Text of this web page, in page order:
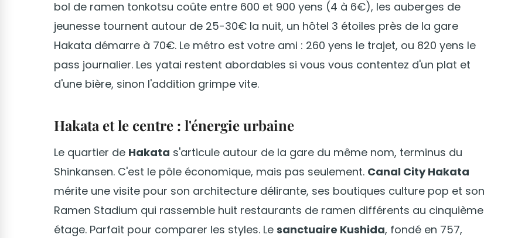
bol de ramen tonkotsu coûte entre 600 et 900 yens (4 à 6€), les auberges de
jeunesse tournent autour de 25-30€ la nuit, un hôtel 3 étoiles près de la gare
Hakata démarre à 70€. Le métro est votre ami : 260 yens le trajet, ou 820 yens le
pass journalier. Les yatai restent abordables si vous vous contentez d'un plat et
d'une bière, sinon l'addition grimpe vite.
Hakata et le centre : l'énergie urbaine
Le quartier de Hakata s'articule autour de la gare du même nom, terminus du
Shinkansen. C'est le pôle économique, mais pas seulement. Canal City Hakata
mérite une visite pour son architecture délirante, ses boutiques culture pop et son
Ramen Stadium qui rassemble huit restaurants de ramen différents au cinquième
étage. Parfait pour comparer les styles. Le sanctuaire Kushida, fondé en 757,